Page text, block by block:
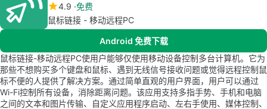
4.9 免费
鼠标链接 - 移动远程PC
Android 免费下载
鼠标链接-移动远程PC使用户能够仅使用移动设备控制多台计算机。它为
那些不想购买多个键盘和鼠标、遇到无线信号接收问题或觉得远程控制鼠
标不便的人提供了解决方案。通过简单直观的用户界面，用户可以通过
Wi-Fi控制所有设备，消除距离问题。该应用支持多指手势、手机和电脑
之间的文本和图片传输、自定义应用程序启动、左右手使用、媒体控制、